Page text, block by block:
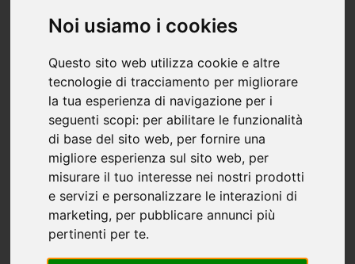
Noi usiamo i cookies
Questo sito web utilizza cookie e altre
tecnologie di tracciamento per migliorare
la tua esperienza di navigazione per i
seguenti scopi: per abilitare le funzionalità
di base del sito web, per fornire una
migliore esperienza sul sito web, per
misurare il tuo interesse nei nostri prodotti
e servizi e personalizzare le interazioni di
marketing, per pubblicare annunci più
pertinenti per te.